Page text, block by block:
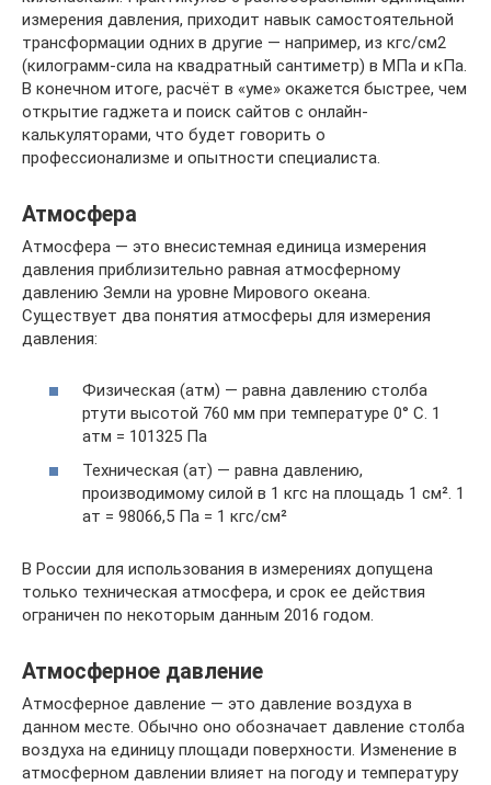
измерения давления, приходит навык самостоятельной
трансформации одних в другие — например, из кгс/см2
(килограмм-сила на квадратный сантиметр) в МПа и кПа.
В конечном итоге, расчёт в «уме» окажется быстрее, чем
открытие гаджета и поиск сайтов с онлайн-
калькуляторами, что будет говорить о
профессионализме и опытности специалиста.
Атмосфера
Атмосфера — это внесистемная единица измерения
давления приблизительно равная атмосферному
давлению Земли на уровне Мирового океана.
Существует два понятия атмосферы для измерения
давления:
Физическая (атм) — равна давлению столба
ртути высотой 760 мм при температуре 0° C. 1
атм = 101325 Па
Техническая (ат) — равна давлению,
производимому силой в 1 кгс на площадь 1 см². 1
ат = 98066,5 Па = 1 кгс/см²
В России для использования в измерениях допущена
только техническая атмосфера, и срок ее действия
ограничен по некоторым данным 2016 годом.
Атмосферное давление
Атмосферное давление — это давление воздуха в
данном месте. Обычно оно обозначает давление столба
воздуха на единицу площади поверхности. Изменение в
атмосферном давлении влияет на погоду и температуру